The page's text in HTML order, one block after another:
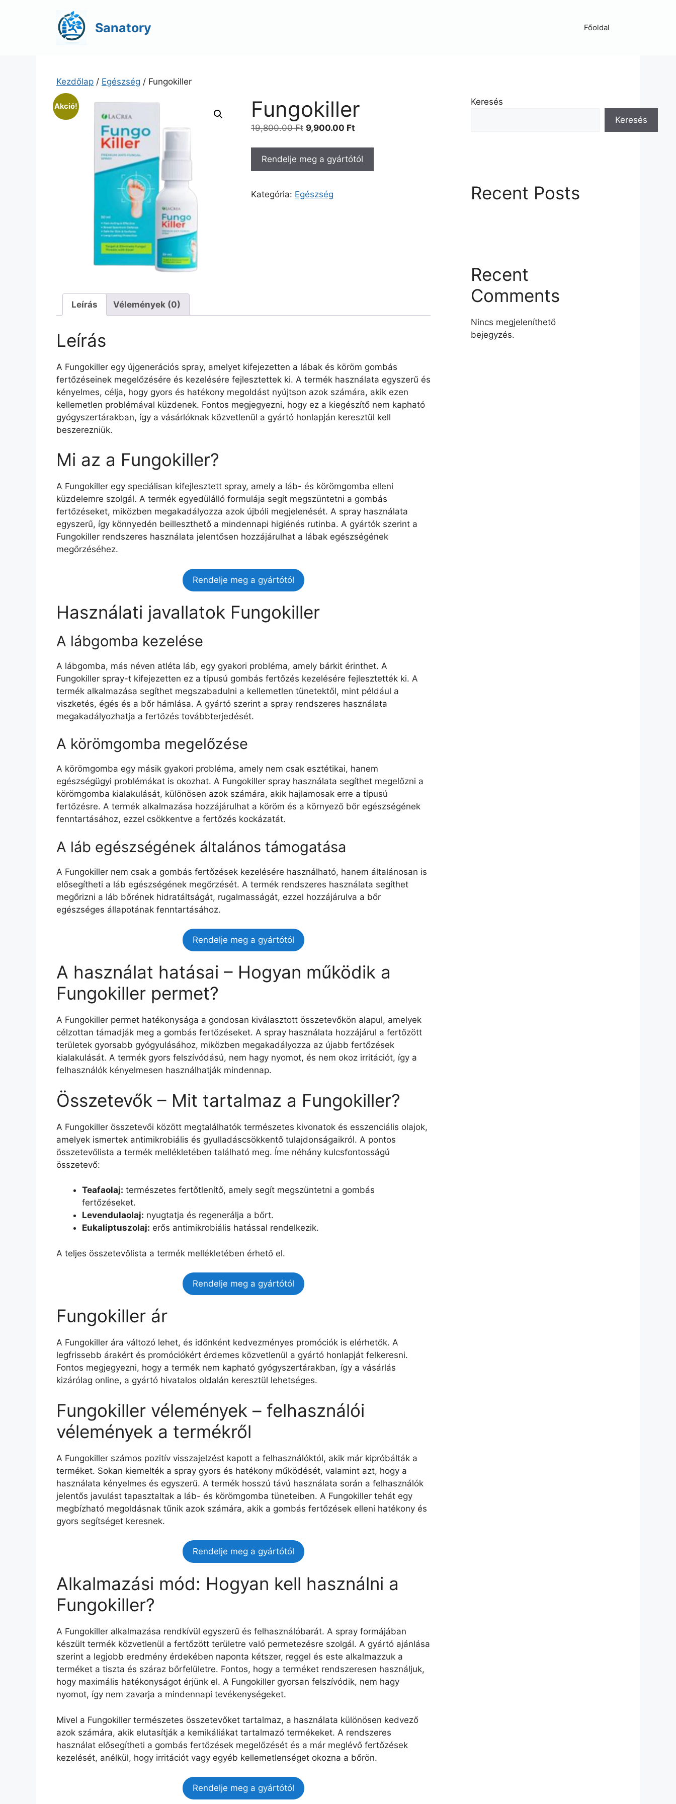
Sanatory Főoldal
Kezdőlap / Egészség / Fungokiller
Akció! Fungokiller
19,800.00Ft Original
19,800.00 Ft.
9,900.00 FtCurrent
is:
9,900.00 Ft.
Rendelje meg a gyártótól
Kategória: Egészség
Leírás Vélemények (0)
Leírás
A Fungokiller egy újgenerációs spray, amelyet kifejezetten a lábak és köröm gombás
fertőzéseinek megelőzésére és kezelésére fejlesztettek ki. A termék használata egyszerű és
kényelmes, célja, hogy gyors és hatékony megoldást nyújtson azok számára, akik ezen
kellemetlen problémával küzdenek. Fontos megjegyezni, hogy ez a kiegészítő nem kapható
gyógyszertárakban, így a vásárlóknak közvetlenül a gyártó honlapján keresztül kell
beszerezniük.
Mi az a Fungokiller?
A Fungokiller egy speciálisan kifejlesztett spray, amely a láb- és körömgomba elleni
küzdelemre szolgál. A termék egyedülálló formulája segít megszüntetni a gombás
fertőzéseket, miközben megakadályozza azok újbóli megjelenését. A spray használata
egyszerű, így könnyedén beilleszthető a mindennapi higiénés rutinba. A gyártók szerint a
Fungokiller rendszeres használata jelentősen hozzájárulhat a lábak egészségének
megőrzéséhez.
Rendelje meg a gyártótól
Használati javallatok Fungokiller
A lábgomba kezelése
A lábgomba, más néven atléta láb, egy gyakori probléma, amely bárkit érinthet. A
Fungokiller spray-t kifejezetten ez a típusú gombás fertőzés kezelésére fejlesztették ki. A
termék alkalmazása segíthet megszabadulni a kellemetlen tünetektől, mint például a
viszketés, égés és a bőr hámlása. A gyártó szerint a spray rendszeres használata
megakadályozhatja a fertőzés továbbterjedését.
A körömgomba megelőzése
A körömgomba egy másik gyakori probléma, amely nem csak esztétikai, hanem
egészségügyi problémákat is okozhat. A Fungokiller spray használata segíthet megelőzni a
körömgomba kialakulását, különösen azok számára, akik hajlamosak erre a típusú
fertőzésre. A termék alkalmazása hozzájárulhat a köröm és a környező bőr egészségének
fenntartásához, ezzel csökkentve a fertőzés kockázatát.
A láb egészségének általános támogatása
A Fungokiller nem csak a gombás fertőzések kezelésére használható, hanem általánosan is
elősegítheti a láb egészségének megőrzését. A termék rendszeres használata segíthet
megőrizni a láb bőrének hidratáltságát, rugalmasságát, ezzel hozzájárulva a bőr
egészséges állapotának fenntartásához.
Rendelje meg a gyártótól
A használat hatásai – Hogyan működik a
Fungokiller permet?
A Fungokiller permet hatékonysága a gondosan kiválasztott összetevőkön alapul, amelyek
célzottan támadják meg a gombás fertőzéseket. A spray használata hozzájárul a fertőzött
területek gyorsabb gyógyulásához, miközben megakadályozza az újabb fertőzések
kialakulását. A termék gyors felszívódású, nem hagy nyomot, és nem okoz irritációt, így a
felhasználók kényelmesen használhatják mindennap.
Összetevők – Mit tartalmaz a Fungokiller?
A Fungokiller összetevői között megtalálhatók természetes kivonatok és esszenciális olajok,
amelyek ismertek antimikrobiális és gyulladáscsökkentő tulajdonságaikról. A pontos
összetevőlista a termék mellékletében található meg. Íme néhány kulcsfontosságú
összetevő:
Teafaolaj: természetes fertőtlenítő, amely segít megszüntetni a gombás
fertőzéseket.
Levendulaolaj: nyugtatja és regenerálja a bőrt.
Eukaliptuszolaj: erős antimikrobiális hatással rendelkezik.
A teljes összetevőlista a termék mellékletében érhető el.
Rendelje meg a gyártótól
Fungokiller ár
A Fungokiller ára változó lehet, és időnként kedvezményes promóciók is elérhetők. A
legfrissebb árakért és promóciókért érdemes közvetlenül a gyártó honlapját felkeresni.
Fontos megjegyezni, hogy a termék nem kapható gyógyszertárakban, így a vásárlás
kizárólag online, a gyártó hivatalos oldalán keresztül lehetséges.
Fungokiller vélemények – felhasználói
vélemények a termékről
A Fungokiller számos pozitív visszajelzést kapott a felhasználóktól, akik már kipróbálták a
terméket. Sokan kiemelték a spray gyors és hatékony működését, valamint azt, hogy a
használata kényelmes és egyszerű. A termék hosszú távú használata során a felhasználók
jelentős javulást tapasztaltak a láb- és körömgomba tüneteiben. A Fungokiller tehát egy
megbízható megoldásnak tűnik azok számára, akik a gombás fertőzések elleni hatékony és
gyors segítséget keresnek.
Rendelje meg a gyártótól
Alkalmazási mód: Hogyan kell használni a
Fungokiller?
A Fungokiller alkalmazása rendkívül egyszerű és felhasználóbarát. A spray formájában
készült termék közvetlenül a fertőzött területre való permetezésre szolgál. A gyártó ajánlása
szerint a legjobb eredmény érdekében naponta kétszer, reggel és este alkalmazzuk a
terméket a tiszta és száraz bőrfelületre. Fontos, hogy a terméket rendszeresen használjuk,
hogy maximális hatékonyságot érjünk el. A Fungokiller gyorsan felszívódik, nem hagy
nyomot, így nem zavarja a mindennapi tevékenységeket.
Mivel a Fungokiller természetes összetevőket tartalmaz, a használata különösen kedvező
azok számára, akik elutasítják a kemikáliákat tartalmazó termékeket. A rendszeres
használat elősegítheti a gombás fertőzések megelőzését és a már meglévő fertőzések
kezelését, anélkül, hogy irritációt vagy egyéb kellemetlenséget okozna a bőrön.
Rendelje meg a gyártótól
Keresés
Keresés
Recent Posts
Recent
Comments
Nincs megjeleníthető
bejegyzés.